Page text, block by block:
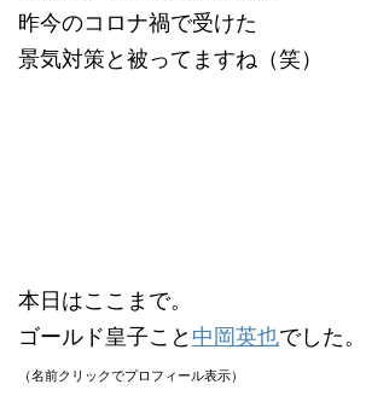
昨今のコロナ禍で受けた
景気対策と被ってますね（笑）
本日はここまで。
ゴールド皇子こと 中岡英也でした。
（名前クリックでプロフィール表示）